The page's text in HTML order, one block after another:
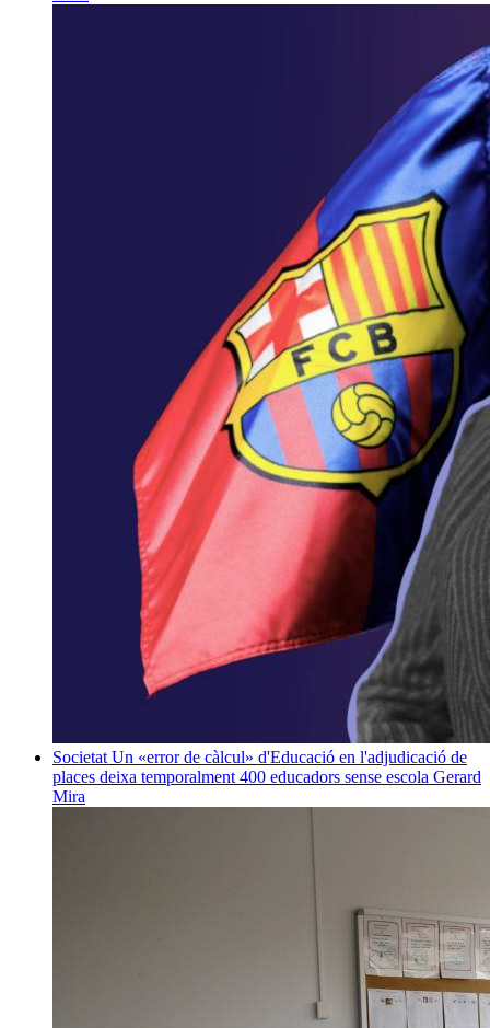
Societat Un «error de càlcul» d'Educació en l'adjudicació de
places deixa temporalment 400 educadors sense escola Gerard
Mira